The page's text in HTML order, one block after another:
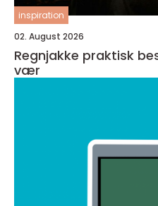
inspiration
02. August 2026
Regnjakke praktisk beskyttelse i all slags
vær